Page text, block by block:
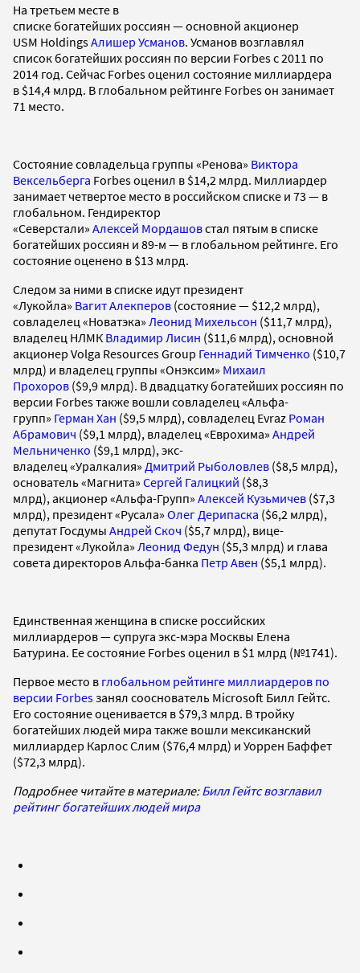
На третьем месте в
списке богатейших россиян — основной акционер
USM HoldingsАлишер Усманов. Усманов возглавлял
список богатейших россиян по версии Forbes с 2011 по
2014 год. Сейчас Forbes оценил состояние миллиардера
в $14,4 млрд. В глобальном рейтинге Forbes он занимает
71 место.
Состояние совладельца группы «Ренова» Виктора
Вексельберга Forbes оценил в $14,2 млрд. Миллиардер
занимает четвертое место в российском списке и 73 — в
глобальном. Гендиректор
«Северстали» Алексей Мордашовстал пятым в списке
богатейших россиян и 89-м — в глобальном рейтинге. Его
состояние оценено в $13 млрд.
Следом за ними в списке идут президент
«Лукойла» Вагит Алекперов (состояние — $12,2 млрд),
совладелец «Новатэка» Леонид Михельсон ($11,7 млрд),
владелец НЛМК Владимир Лисин ($11,6 млрд), основной
акционер Volga Resources Group Геннадий Тимченко ($10,7
млрд) и владелец группы «Онэксим» Михаил
Прохоров ($9,9 млрд). В двадцатку богатейших россиян по
версии Forbes также вошли совладелец «Альфа-
групп» Герман Хан ($9,5 млрд), совладелец Evraz Роман
Абрамович ($9,1 млрд), владелец «Еврохима» Андрей
Мельниченко ($9,1 млрд), экс-
владелец «Уралкалия» Дмитрий Рыболовлев ($8,5 млрд),
основатель «Магнита» Сергей Галицкий ($8,3
млрд), акционер «Альфа-Групп» Алексей Кузьмичев ($7,3
млрд), президент «Русала» Олег Дерипаска ($6,2 млрд),
депутат Госдумы Андрей Скоч ($5,7 млрд), вице-
президент «Лукойла» Леонид Федун ($5,3 млрд) и глава
совета директоров Альфа-банка Петр Авен ($5,1 млрд).
Единственная женщина в списке российских
миллиардеров — супруга экс-мэра Москвы Елена
Батурина. Ее состояние Forbes оценил в $1 млрд (№1741).
Первое место в глобальном рейтинге миллиардеров по
версии Forbesзанял сооснователь Microsoft Билл Гейтс.
Его состояние оценивается в $79,3 млрд. В тройку
богатейших людей мира также вошли мексиканский
миллиардер Карлос Слим ($76,4 млрд) и Уоррен Баффет
($72,3 млрд).
Подробнее читайте в материале:Билл Гейтс возглавил
рейтинг богатейших людей мира